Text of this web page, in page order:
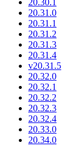
20.31.0
20.31.1
20.31.2
20.31.3
20.31.4
v20.31.5
20.32.0
20.32.1
20.32.2
20.32.3
20.32.4
20.33.0
20.34.0